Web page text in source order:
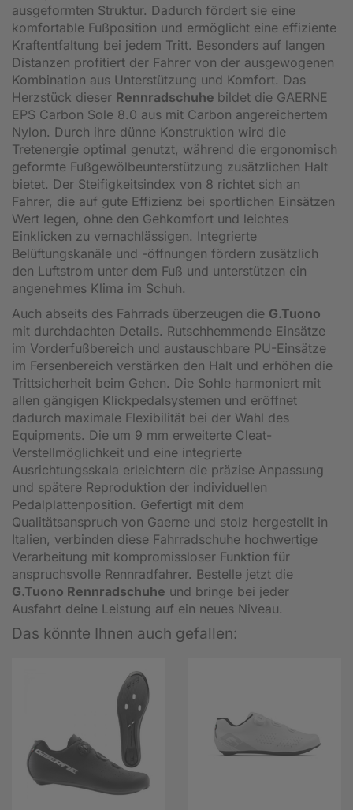
ausgeformten Struktur. Dadurch fördert sie eine
komfortable Fußposition und ermöglicht eine effiziente
Kraftentfaltung bei jedem Tritt. Besonders auf langen
Distanzen profitiert der Fahrer von der ausgewogenen
Kombination aus Unterstützung und Komfort. Das
Herzstück dieser Rennradschuhe bildet die GAERNE
EPS Carbon Sole 8.0 aus mit Carbon angereichertem
Nylon. Durch ihre dünne Konstruktion wird die
Tretenergie optimal genutzt, während die ergonomisch
geformte Fußgewölbeunterstützung zusätzlichen Halt
bietet. Der Steifigkeitsindex von 8 richtet sich an
Fahrer, die auf gute Effizienz bei sportlichen Einsätzen
Wert legen, ohne den Gehkomfort und leichtes
Einklicken zu vernachlässigen. Integrierte
Belüftungskanäle und -öffnungen fördern zusätzlich
den Luftstrom unter dem Fuß und unterstützen ein
angenehmes Klima im Schuh.
Auch abseits des Fahrrads überzeugen die G.Tuono
mit durchdachten Details. Rutschhemmende Einsätze
im Vorderfußbereich und austauschbare PU-Einsätze
im Fersenbereich verstärken den Halt und erhöhen die
Trittsicherheit beim Gehen. Die Sohle harmoniert mit
allen gängigen Klickpedalsystemen und eröffnet
dadurch maximale Flexibilität bei der Wahl des
Equipments. Die um 9 mm erweiterte Cleat-
Verstellmöglichkeit und eine integrierte
Ausrichtungsskala erleichtern die präzise Anpassung
und spätere Reproduktion der individuellen
Pedalplattenposition. Gefertigt mit dem
Qualitätsanspruch von Gaerne und stolz hergestellt in
Italien, verbinden diese Fahrradschuhe hochwertige
Verarbeitung mit kompromissloser Funktion für
anspruchsvolle Rennradfahrer. Bestelle jetzt die
G.Tuono Rennradschuhe und bringe bei jeder
Ausfahrt deine Leistung auf ein neues Niveau.
Das könnte Ihnen auch gefallen: